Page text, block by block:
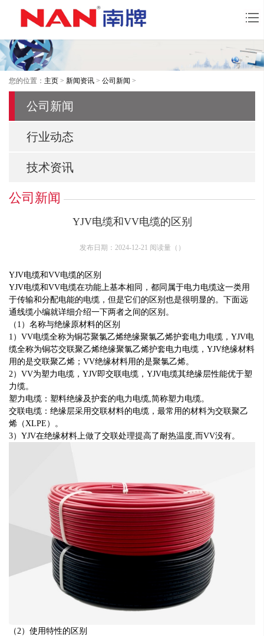
您的位置： 主页 > 新闻资讯 > 公司新闻 >
公司新闻
行业动态
技术资讯
公司新闻
YJV电缆和VV电缆的区别
发布日期：2024-12-21 阅读量（ ）
YJV电缆和VV电缆的区别
YJV电缆和VV电缆在功能上基本相同，都同属于电力电缆这一类用
于传输和分配电能的电缆，但是它们的区别也是很明显的。下面远
通线缆小编就详细介绍一下两者之间的区别。
（1）名称与绝缘原材料的区别
1）VV电缆全称为铜芯聚氯乙烯绝缘聚氯乙烯护套电力电缆，YJV电
缆全称为铜芯交联聚乙烯绝缘聚氯乙烯护套电力电缆，YJV绝缘材料
用的是交联聚乙烯；VV绝缘材料用的是聚氯乙烯。
2）VV为塑力电缆，YJV即交联电缆，YJV电缆其绝缘层性能优于塑
力缆。
塑力电缆：塑料绝缘及护套的电力电缆,简称塑力电缆。
交联电缆：绝缘层采用交联材料的电缆，最常用的材料为交联聚乙
烯（XLPE）。
3）YJV在绝缘材料上做了交联处理提高了耐热温度,而VV没有。
（2）使用特性的区别